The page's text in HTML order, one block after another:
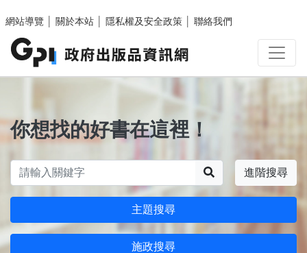
網站導覽
關於本站 隱私權及安全政策 聯絡我們
你想找的好書在這裡！
進階搜尋
主題搜尋
施政搜尋